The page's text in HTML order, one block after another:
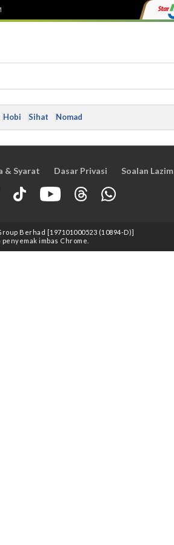
Hobi Sihat Nomad
& Syarat Dasar Privasi Soalan Lazim
Berhad [197101000523 (10894-D)]
imbas Chrome.